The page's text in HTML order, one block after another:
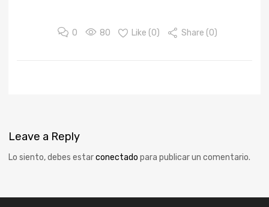
0 80 Like (0) Share (0)
Leave a Reply
Lo siento, debes estarconectado para publicar un comentario.